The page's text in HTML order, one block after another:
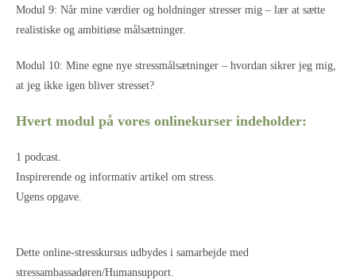
Modul 9: Når mine værdier og holdninger stresser mig – lær at sætte
realistiske og ambitiøse målsætninger.
Modul 10: Mine egne nye stressmålsætninger – hvordan sikrer jeg mig,
at jeg ikke igen bliver stresset?
Hvert modul på vores onlinekurser indeholder:
1 podcast.
Inspirerende og informativ artikel om stress.
Ugens opgave.
Dette online-stresskursus udbydes i samarbejde med
stressambassadøren/Humansupport.